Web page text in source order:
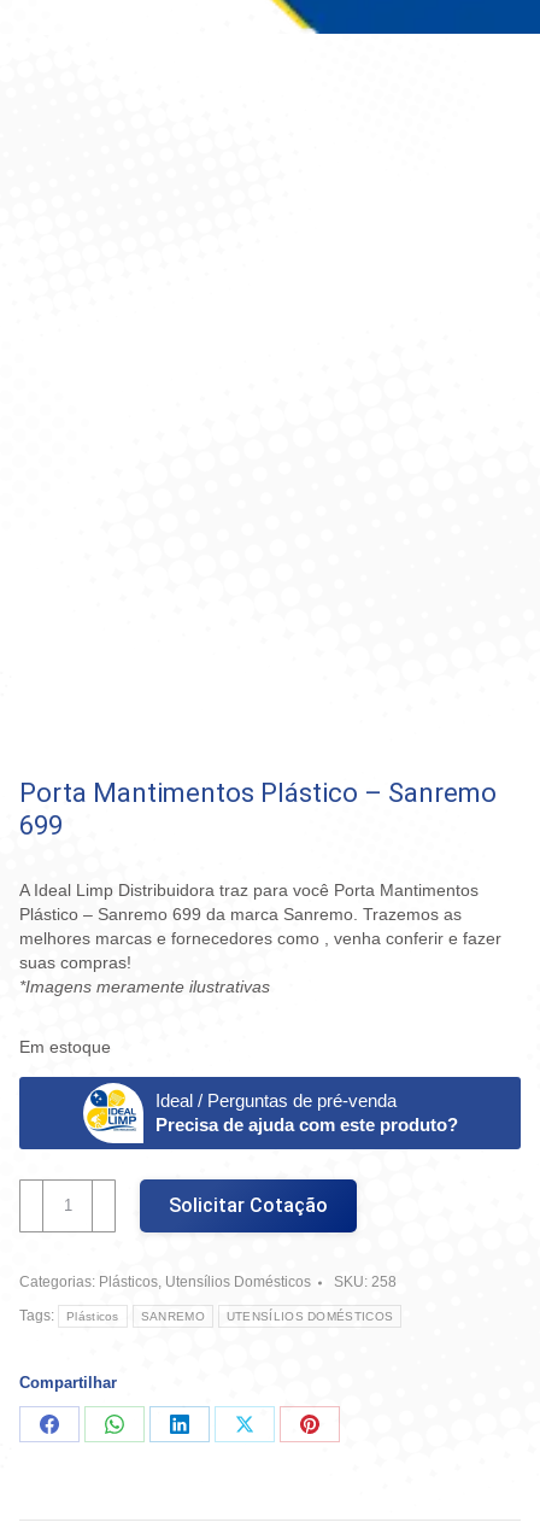
Porta Mantimentos Plástico – Sanremo
699
A Ideal Limp Distribuidora traz para você Porta Mantimentos
Plástico – Sanremo 699 da marca Sanremo. Trazemos as
melhores marcas e fornecedores como , venha conferir e fazer
suas compras!
*Imagens meramente ilustrativas
Em estoque
Ideal / Perguntas de pré-venda
Precisa de ajuda com este produto?
Mantimentos
Plástico
Sanremo
699
Solicitar Cotação
Categorias: Plásticos, Utensílios Domésticos SKU: 258
Tags:
Plásticos SANREMO UTENSÍLIOS DOMÉSTICOS
Compartilhar
CompartilharCompartilharCompartilharCompartilharCompartilhar